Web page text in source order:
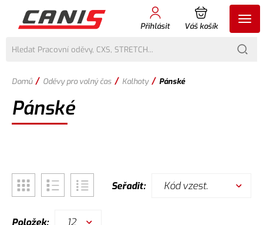
Přihlásit Váš košík
Domů / Oděvy pro volný čas / Kalhoty / Pánské
Pánské
Seřadit: Kód vzest.
Položek: 12